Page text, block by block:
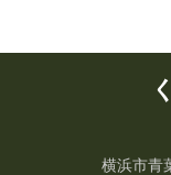
横浜市青